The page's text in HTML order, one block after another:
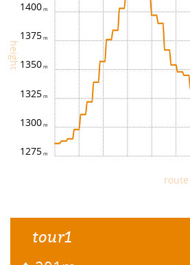
height
route
1275
1300
1325
1350
1375
1400
tour1